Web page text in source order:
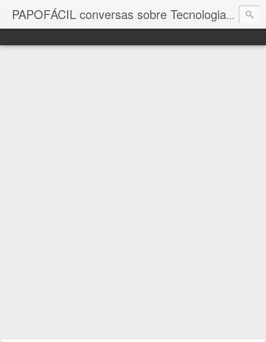
PAPOFÁCIL conversas sobre Tecnologiacom a